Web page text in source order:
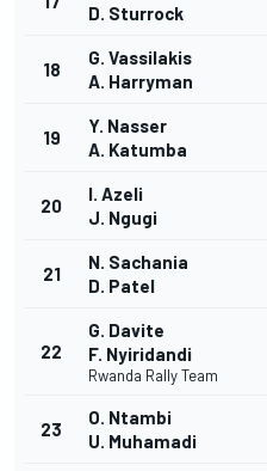
D. Sturrock
18
G. Vassilakis
A. Harryman
19
Y. Nasser
A. Katumba
20
I. Azeli
J. Ngugi
21
N. Sachania
D. Patel
22
G. Davite
F. Nyiridandi
Rwanda Rally Team
23
O. Ntambi
U. Muhamadi